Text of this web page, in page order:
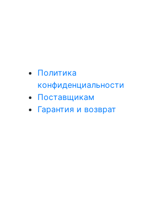
Политика
конфиденциальности
Поставщикам
Гарантия и возврат